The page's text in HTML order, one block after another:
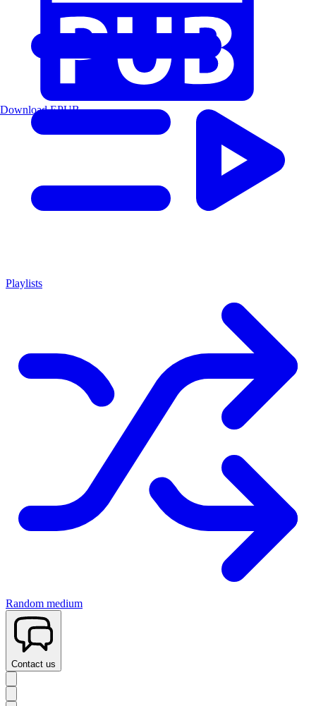
Playlists
Random medium
Contact us
Download EPUB